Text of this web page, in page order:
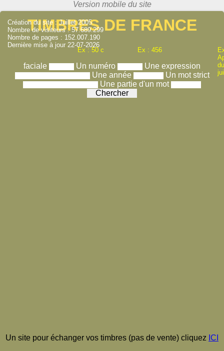
TIMBRES DE FRANCE
Ex : 50 c Ex : 456
faciale Un numéro
Une expression
Une année
Un mot strict
Une partie d'un mot
Création du site : Juillet 2005
Nombre de visiteurs : 57.689.299
Nombre de pages : 152.007.190
Dernière mise à jour 22-07-2026
Un site pour échanger vos timbres (pas de vente) cliquez ICI